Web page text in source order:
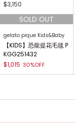
gelato pique
海豹提花毛毯 PWGG25
2551
$1,785 30%OFF
gelato pique
【SUPER MARIO】奇諾